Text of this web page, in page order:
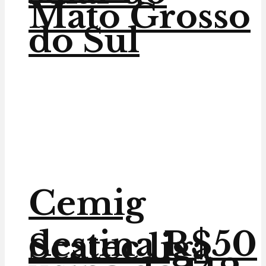
Mato Grosso
do Sul
Scatec liga
Cemig
destina R$50